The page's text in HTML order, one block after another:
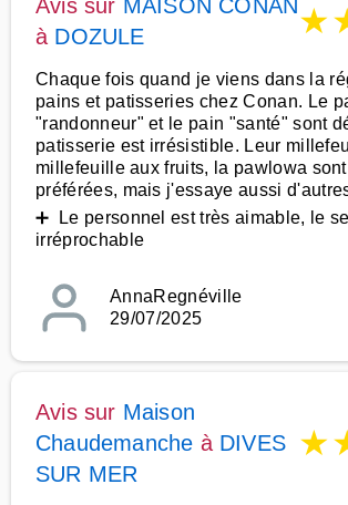
Avis sur MAISON CONAN
à DOZULE ★
Chaque fois quand je viens dans la
pains et patisseries chez Conan. Le
"randonneur" et le pain "santé" sont
patisserie est irrésistible. Leur
millefeuille aux fruits, la pawlowa
préférées, mais j'essaye aussi
➕ Le personnel est très aimable, le
irréprochable
AnnaRegnéville
29/07/2025
Avis sur Maison
Chaudemanche à DIVES
SUR MER
★